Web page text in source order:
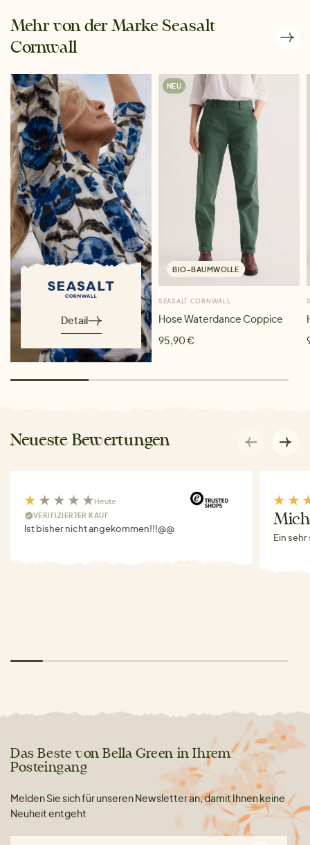
Mehr von der Marke Seasalt
Cornwall
Detail
NEU
BIO-BAUMWOLLE
SEASALT CORNWALL
Hose Waterdance Coppice
95,90 €
Neueste Bewertungen
Heute
VERIFIZIERTER KAUF
Ist bisher nicht angekommen!!!@@
Ein
Das Beste von Bella Green in Ihrem
Posteingang
Melden Sie sich für unseren Newsletter an, damit Ihnen keine
Neuheit entgeht